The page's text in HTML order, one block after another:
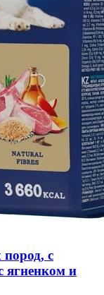
с
ягненком и